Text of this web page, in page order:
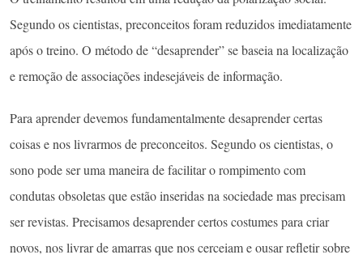
Segundo os cientistas, preconceitos foram reduzidos imediatamente
após o treino. O método de “desaprender” se baseia na localização
e remoção de associações indesejáveis ​​de informação.
Para aprender devemos fundamentalmente desaprender certas
coisas e nos livrarmos de preconceitos. Segundo os cientistas, o
sono pode ser uma maneira de facilitar o rompimento com
condutas obsoletas que estão inseridas na sociedade mas precisam
ser revistas. Precisamos desaprender certos costumes para criar
novos, nos livrar de amarras que nos cerceiam e ousar refletir sobre